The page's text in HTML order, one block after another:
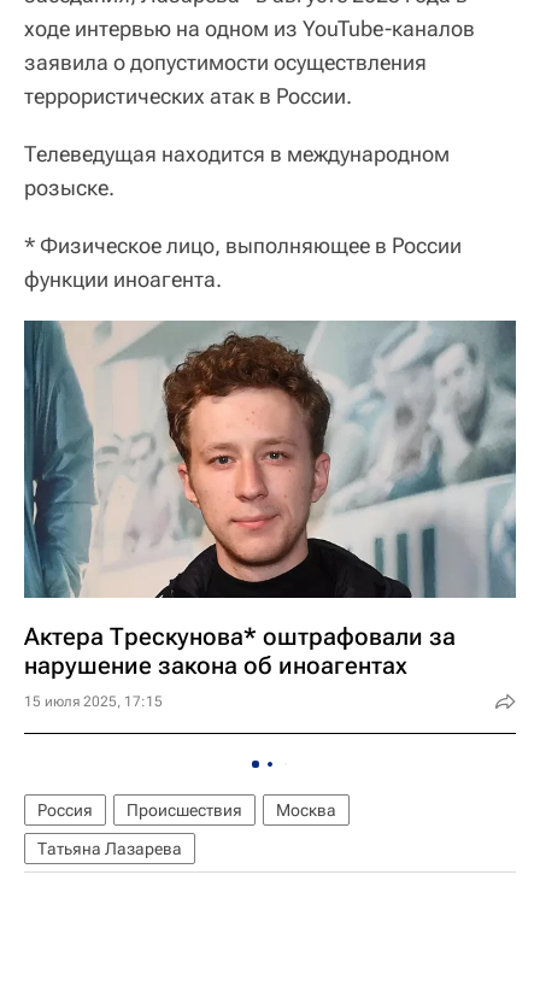
ходе интервью на одном из YouTube-каналов
заявила о допустимости осуществления
террористических атак в России.
Телеведущая находится в международном
розыске.
* Физическое лицо, выполняющее в России
функции иноагента.
Актера Трескунова* оштрафовали за
нарушение закона об иноагентах
15 июля 2025, 17:15
Россия Происшествия
Москва
Татьяна Лазарева